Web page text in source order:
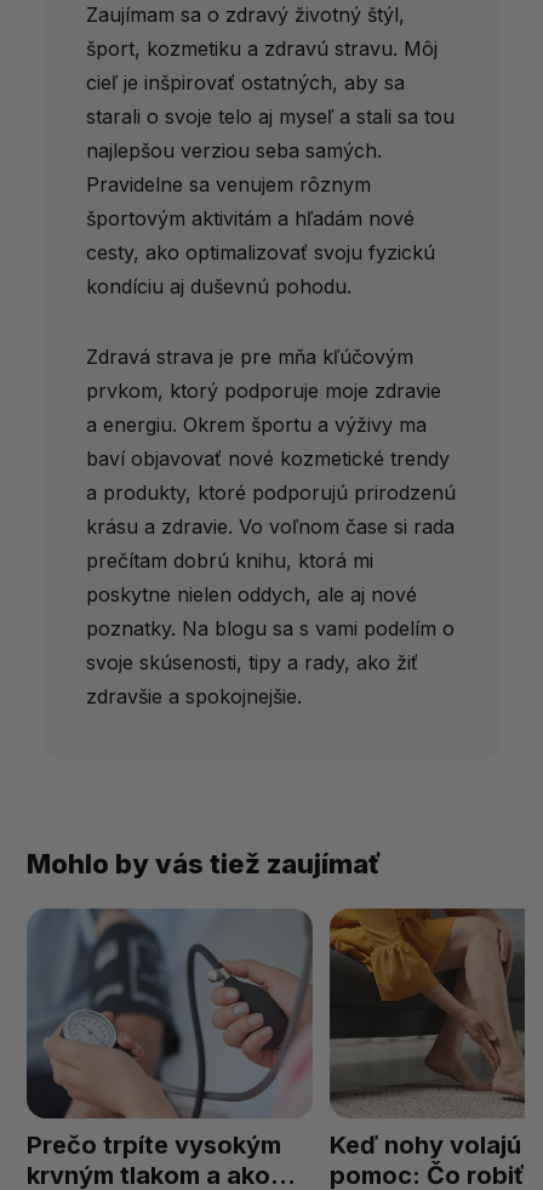
Zaujímam sa o zdravý životný štýl,
šport, kozmetiku a zdravú stravu. Môj
cieľ je inšpirovať ostatných, aby sa
starali o svoje telo aj myseľ a stali sa tou
najlepšou verziou seba samých.
Pravidelne sa venujem rôznym
športovým aktivitám a hľadám nové
cesty, ako optimalizovať svoju fyzickú
kondíciu aj duševnú pohodu.
Zdravá strava je pre mňa kľúčovým
prvkom, ktorý podporuje moje zdravie
a energiu. Okrem športu a výživy ma
baví objavovať nové kozmetické trendy
a produkty, ktoré podporujú prirodzenú
krásu a zdravie. Vo voľnom čase si rada
prečítam dobrú knihu, ktorá mi
poskytne nielen oddych, ale aj nové
poznatky. Na blogu sa s vami podelím o
svoje skúsenosti, tipy a rady, ako žiť
zdravšie a spokojnejšie.
Mohlo by vás tiež zaujímať
Prečo trpíte vysokým
krvným tlakom a ako
Keď nohy volajú o
pomoc: Čo robiť s